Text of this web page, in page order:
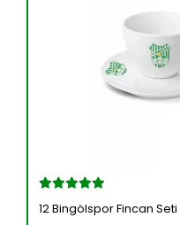
12 Bingölspor Fincan Seti